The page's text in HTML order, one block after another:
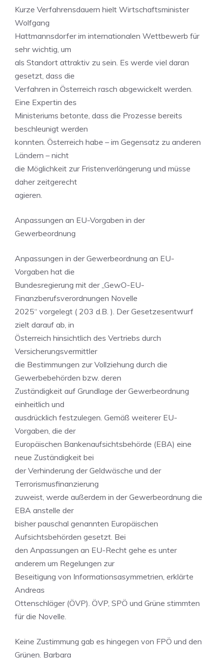
Kurze Verfahrensdauern hielt Wirtschaftsminister
Wolfgang
Hattmannsdorfer im internationalen Wettbewerb für
sehr wichtig, um
als Standort attraktiv zu sein. Es werde viel daran
gesetzt, dass die
Verfahren in Österreich rasch abgewickelt werden.
Eine Expertin des
Ministeriums betonte, dass die Prozesse bereits
beschleunigt werden
konnten. Österreich habe – im Gegensatz zu anderen
Ländern – nicht
die Möglichkeit zur Fristenverlängerung und müsse
daher zeitgerecht
agieren.
Anpassungen an EU-Vorgaben in der
Gewerbeordnung
Anpassungen in der Gewerbeordnung an EU-
Vorgaben hat die
Bundesregierung mit der „GewO-EU-
Finanzberufsverordnungen Novelle
2025“ vorgelegt ( 203 d.B. ). Der Gesetzesentwurf
zielt darauf ab, in
Österreich hinsichtlich des Vertriebs durch
Versicherungsvermittler
die Bestimmungen zur Vollziehung durch die
Gewerbebehörden bzw. deren
Zuständigkeit auf Grundlage der Gewerbeordnung
einheitlich und
ausdrücklich festzulegen. Gemäß weiterer EU-
Vorgaben, die der
Europäischen Bankenaufsichtsbehörde (EBA) eine
neue Zuständigkeit bei
der Verhinderung der Geldwäsche und der
Terrorismusfinanzierung
zuweist, werde außerdem in der Gewerbeordnung die
EBA anstelle der
bisher pauschal genannten Europäischen
Aufsichtsbehörden gesetzt. Bei
den Anpassungen an EU-Recht gehe es unter
anderem um Regelungen zur
Beseitigung von Informationsasymmetrien, erklärte
Andreas
Ottenschläger (ÖVP). ÖVP, SPÖ und Grüne stimmten
für die Novelle.
Keine Zustimmung gab es hingegen von FPÖ und den
Grünen. Barbara